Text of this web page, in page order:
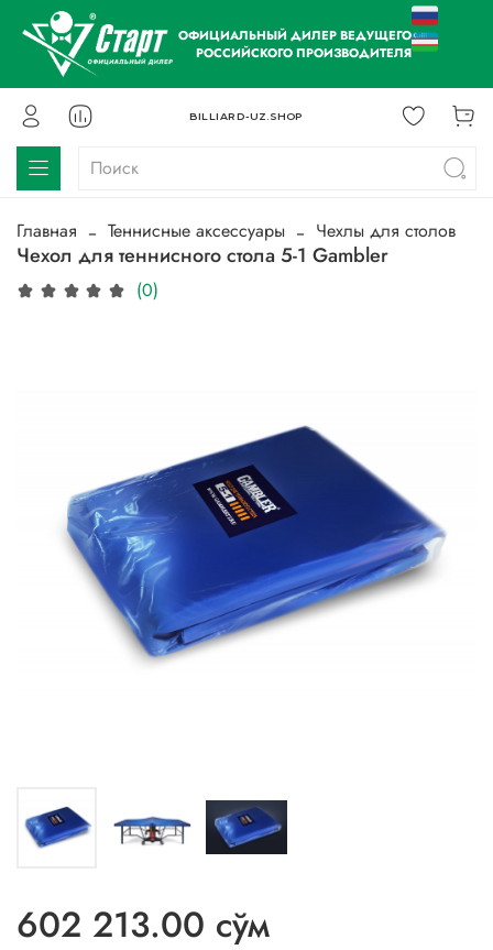
ОФИЦИАЛЬНЫЙ ДИЛЕР ВЕДУЩЕГО
РОССИЙСКОГО ПРОИЗВОДИТЕЛЯ
BILLIARD-UZ.SHOP
Главная Теннисные аксессуары Чехлы для столов
Чехол для теннисного стола 5-1 Gambler
(0)
602 213.00 сўм